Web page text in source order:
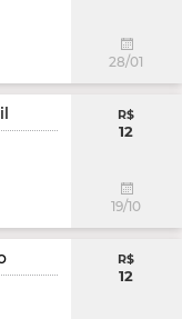
28/01
R$
12
19/10
R$
12